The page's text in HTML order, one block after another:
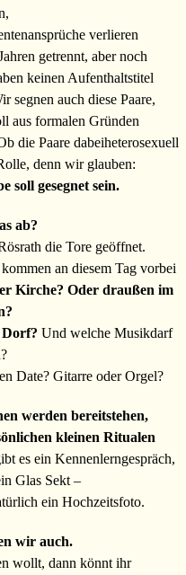
verlieren
getrennt, aber noch
keinen Aufenthaltstitel
segnen auch diese Paare,
aus formalen Gründen
die Paare dabeiheterosexuell
denn wir glauben:
soll gesegnet sein.
ab?
die Tore geöffnet.
an diesem Tag vorbei
Kirche? Oder draußen im
Und welche Musikdarf
Date? Gitarre oder Orgel?
werden bereitstehen,
kleinen Ritualen
es ein Kennenlerngespräch,
Glas Sekt –
ein Hochzeitsfoto.
wir auch.
wollt, dann könnt ihr